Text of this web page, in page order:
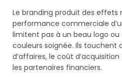
Le branding produit des effets
performance commerciale
limitent pas à un beau logo
couleurs soignée. Ils
d’affaires, le coût
les partenaires financiers.